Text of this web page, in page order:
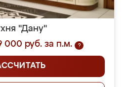
"Дану"
000 руб. за п.м.
?